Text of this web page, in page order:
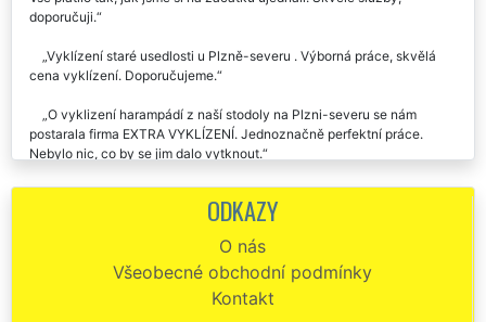
doporučuji.
Vyklízení staré usedlosti u Plzně-severu . Výborná práce, skvělá
cena vyklízení. Doporučujeme.
O vyklizení harampádí z naší stodoly na Plzni-severu se nám
postarala firma EXTRA VYKLÍZENÍ. Jednoznačně perfektní práce.
Nebylo nic, co by se jim dalo vytknout.
Výborná práce pánů z firmy EXTRA. Zajišťovali mi vyklízení
zemědělské usedlosti na Plzni-severu a musím skutečně uznat, že to
domluvili místo mně. V této době se člověk málokdy setká s takovým
přístupem. Určitě doporučuji a počítám že je ještě využiju.
Potřebovali jsme vyklidit stodolu na Plzni-severu od všemožného
ODKAZY
O nás
Všeobecné obchodní podmínky
Kontakt